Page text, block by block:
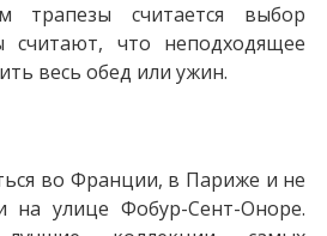
трапезы считается выбор
считают, что неподходящее
весь обед или ужин.
во Франции, в Париже и не
на улице Фобур-Сент-Оноре.